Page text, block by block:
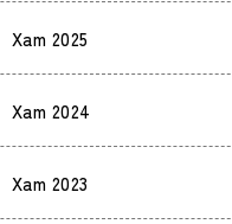
Xam 2025
Xam 2024
Xam 2023